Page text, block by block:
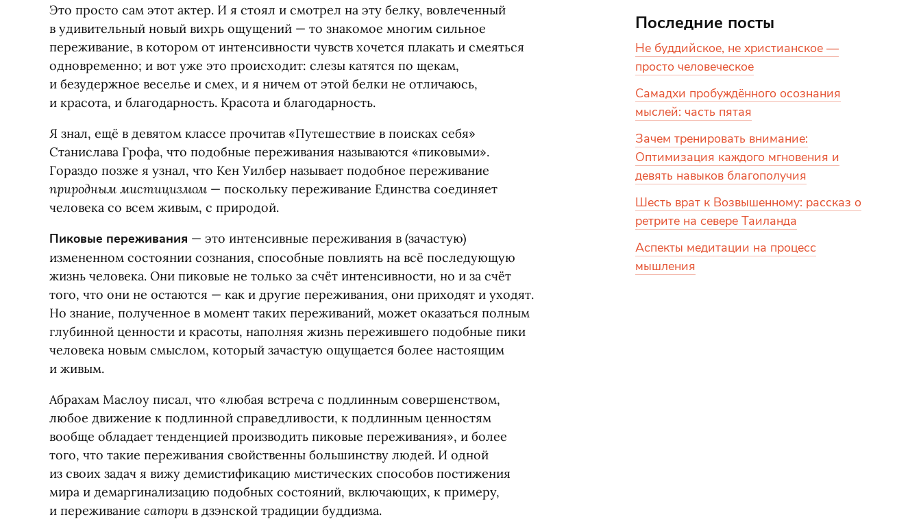
Это просто сам этот актер. И я стоял и смотрел на эту белку, вовлеченный
в удивительный новый вихрь ощущений — то знакомое многим сильное
переживание, в котором от интенсивности чувств хочется плакать и смеяться
одновременно; и вот уже это происходит: слезы катятся по щекам,
и безудержное веселье и смех, и я ничем от этой белки не отличаюсь,
и красота, и благодарность. Красота и благодарность.
Я знал, ещё в девятом классе прочитав «Путешествие в поисках себя»
Станислава Грофа, что подобные переживания называются «пиковыми».
Гораздо позже я узнал, что Кен Уилбер называет подобное переживание
природным мистицизмом — поскольку переживание Единства соединяет
человека со всем живым, с природой.
Пиковые переживания — это интенсивные переживания в (зачастую)
измененном состоянии сознания, способные повлиять на всё последующую
жизнь человека. Они пиковые не только за счёт интенсивности, но и за счёт
того, что они не остаются — как и другие переживания, они приходят и уходят.
Но знание, полученное в момент таких переживаний, может оказаться полным
глубинной ценности и красоты, наполняя жизнь пережившего подобные пики
человека новым смыслом, который зачастую ощущается более настоящим
и живым.
Абрахам Маслоу писал, что «любая встреча с подлинным совершенством,
любое движение к подлинной справедливости, к подлинным ценностям
вообще обладает тенденцией производить пиковые переживания», и более
того, что такие переживания свойственны большинству людей. И одной
из своих задач я вижу демистификацию мистических способов постижения
мира и демаргинализацию подобных состояний, включающих, к примеру,
и переживание сатори в дзэнской традиции буддизма.
Последние посты
Не буддийское, не христианское —
просто человеческое
Самадхи пробуждённого осознания
мыслей: часть пятая
Зачем тренировать внимание:
Оптимизация каждого мгновения и
девять навыков благополучия
Шесть врат к Возвышенному: рассказ о
ретрите на севере Таиланда
Аспекты медитации на процесс
мышления